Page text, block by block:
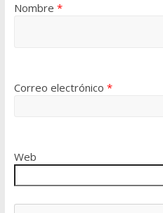
Nombre *
Correo electrónico *
Web